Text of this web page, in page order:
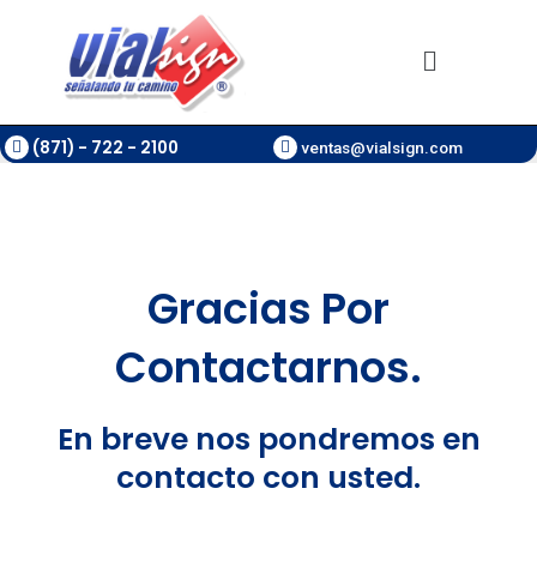
contenido
Main
(871) - 722 - 2100 ventas@vialsign.com
Gracias Por
Contactarnos.
En breve nos pondremos en
contacto con usted.